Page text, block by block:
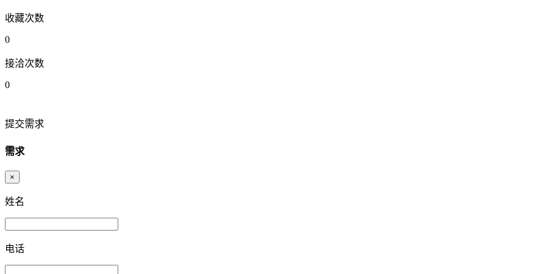
收藏次数
0
接洽次数
0
提交需求
需求
×
姓名
电话